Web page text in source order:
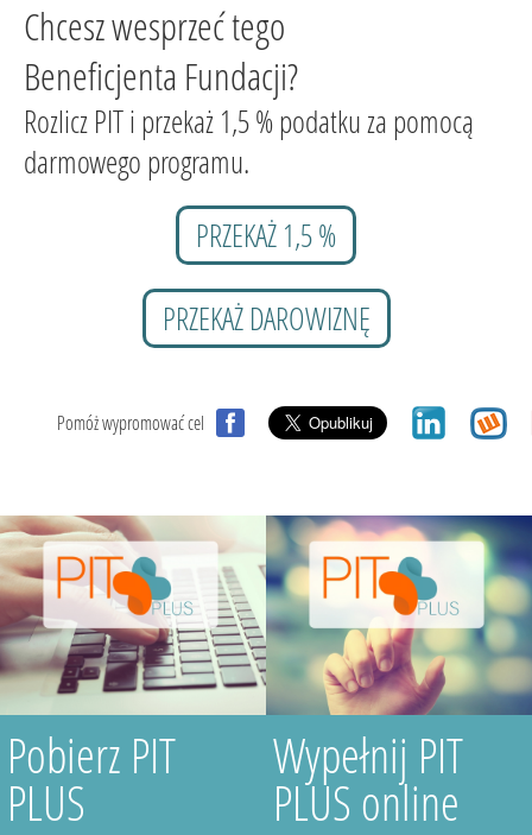
Chcesz wesprzeć tego
Beneficjenta Fundacji?
Rozlicz PIT i przekaż 1,5 % podatku za pomocą
darmowego programu.
PRZEKAŻ 1,5 %
PRZEKAŻ DAROWIZNĘ
Pomóż wypromować cel
Pobierz PIT
PLUS
Wypełnij PIT
PLUS online